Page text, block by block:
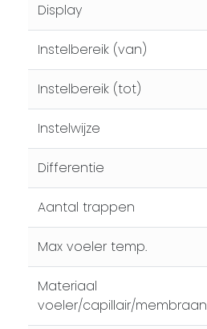
Display
Instelbereik (van)
Instelbereik (tot)
Instelwijze
Differentie
Aantal trappen
Max voeler temp.
Materiaal
voeler/capillair/membraan